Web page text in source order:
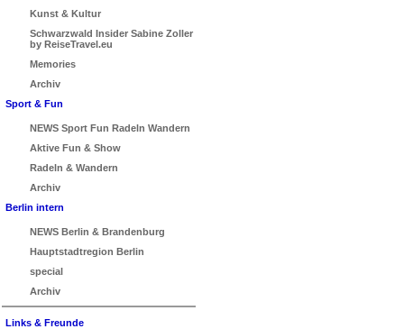
Kunst & Kultur
Schwarzwald Insider Sabine Zoller
by ReiseTravel.eu
Memories
Archiv
Sport & Fun
NEWS Sport Fun Radeln Wandern
Aktive Fun & Show
Radeln & Wandern
Archiv
Berlin intern
NEWS Berlin & Brandenburg
Hauptstadtregion Berlin
special
Archiv
Links & Freunde